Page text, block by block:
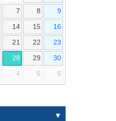
7 8 9
14 15 16
21 22 23
28 29 30
4 5 6